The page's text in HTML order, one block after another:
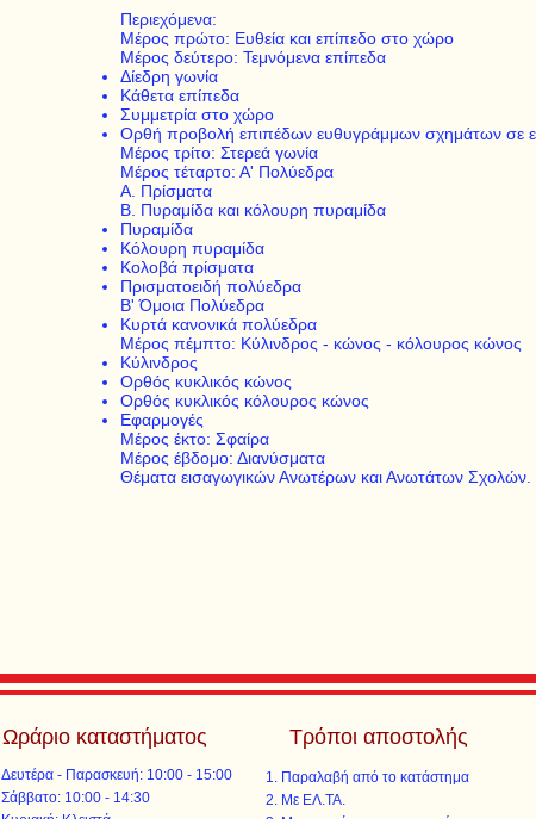
Περιεχόμενα:
Μέρος πρώτο: Ευθεία και επίπεδο στο χώρο
Μέρος δεύτερο: Τεμνόμενα επίπεδα
Δίεδρη γωνία
Κάθετα επίπεδα
Συμμετρία στο χώρο
Ορθή προβολή επιπέδων ευθυγράμμων σχημάτων σε
Μέρος τρίτο: Στερεά γωνία
Μέρος τέταρτο: Α' Πολύεδρα
Α. Πρίσματα
Β. Πυραμίδα και κόλουρη πυραμίδα
Πυραμίδα
Κόλουρη πυραμίδα
Κολοβά πρίσματα
Πρισματοειδή πολύεδρα
Β' Όμοια Πολύεδρα
Κυρτά κανονικά πολύεδρα
Μέρος πέμπτο: Κύλινδρος - κώνος - κόλουρος κώνος
Κύλινδρος
Ορθός κυκλικός κώνος
Ορθός κυκλικός κόλουρος κώνος
Εφαρμογές
Μέρος έκτο: Σφαίρα
Μέρος έβδομο: Διανύσματα
Θέματα εισαγωγικών Ανωτέρων και Ανωτάτων Σχολών.
Ωράριο καταστήματος
Δευτέρα - Παρασκευή: 10:00 - 15:00
​​Σάββατο: 10:00 - 14:30
Τρόποι αποστολής
Παραλαβή από το κατάστημα
Με ΕΛ.ΤΑ.​​